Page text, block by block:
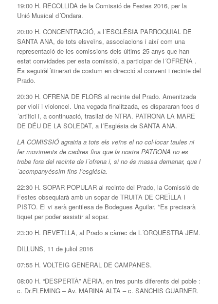
19:00 H. RECOLLIDA de la Comissió de Festes 2016, per la
Unió Musical d´Ondara.
20:00 H. CONCENTRACIÓ, a l´ESGLÉSIA PARROQUIAL DE
SANTA ANA, de tots elsveïns, associacions i així com una
representació de les comissions dels últims 25 anys que han
estat convidades per esta comissió, a participar de l´OFRENA .
Es seguiràl´itinerari de costum en direcció al convent i recinte del
Prado.
20:30 H. OFRENA DE FLORS al recinte del Prado. Amenitzada
per violí i violoncel. Una vegada finalitzada, es dispararan focs d
´artifici i, a continuació, trasllat de NTRA. PATRONA LA MARE
DE DÉU DE LA SOLEDAT, a l´Església de SANTA ANA.
LA COMISSIÓ agrairia a tots els veïns el no col·locar taules ni
fer moviments de cadires fins que la nostra PATRONA no es
trobe fora del recinte de l´ofrena i, si no és massa demanar, que l
´acompanyéssim fins l’església.
22:30 H. SOPAR POPULAR al recinte del Prado, la Comissió de
Festes obsequiarà amb un sopar de TRUITA DE CREÏLLA I
PISTO. El vi serà gentilesa de Bodegues Aguilar. *Es precisarà
tiquet per poder assistir al sopar.
23:30 H. REVETLLA, al Prado a càrrec de L´ORQUESTRA JEM.
DILLUNS, 11 de juliol 2016
07:55 H. VOLTEIG GENERAL DE CAMPANES.
08:00 H. “DESPERTÀ” AÈRIA, en tres punts diferents del poble :
c. Dr.FLEMING – Av. MARINA ALTA – c. SANCHIS GUARNER.